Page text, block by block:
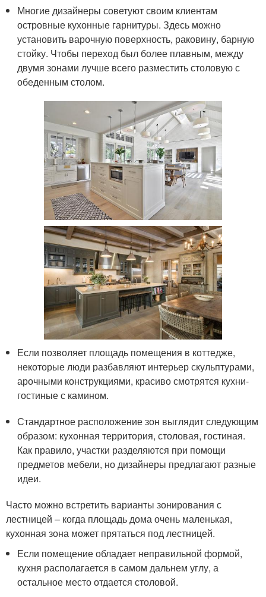
Многие дизайнеры советуют своим клиентам
островные кухонные гарнитуры. Здесь можно
установить варочную поверхность, раковину, барную
стойку. Чтобы переход был более плавным, между
двумя зонами лучше всего разместить столовую с
обеденным столом.
Если позволяет площадь помещения в коттедже,
некоторые люди разбавляют интерьер скульптурами,
арочными конструкциями, красиво смотрятся кухни-
гостиные с камином.
Стандартное расположение зон выглядит следующим
образом: кухонная территория, столовая, гостиная.
Как правило, участки разделяются при помощи
предметов мебели, но дизайнеры предлагают разные
идеи.
Часто можно встретить варианты зонирования с
лестницей – когда площадь дома очень маленькая,
кухонная зона может прятаться под лестницей.
Если помещение обладает неправильной формой,
кухня располагается в самом дальнем углу, а
остальное место отдается столовой.